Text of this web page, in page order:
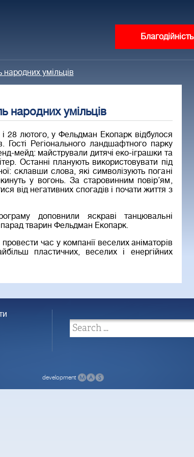
Благодійність
умільців
умільців
28 лютого, у Фельдман Екопарк відбулося
Гості Регіонального ландшафтного парку
мейд: майстрували дитячі еко-іграшки та
Останні планують використовувати під
склавши слова, які символізують погані
у вогонь. За старовинним повір’ям,
від негативних спогадів і почати життя з
доповнили яскраві танцювальні
парад тварин Фельдман Екопарк.
час у компанії веселих аніматорів
пластичних, веселих і енергійних
development